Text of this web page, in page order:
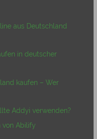
aus Deutschland
in deutscher
kaufen – Wer
Addyi verwenden?
von Abilify